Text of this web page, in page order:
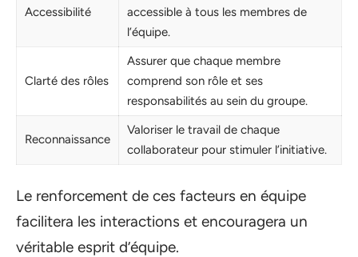
Accessibilité
accessible à tous les membres de
l’équipe.
Clarté des rôles
Assurer que chaque membre
comprend son rôle et ses
responsabilités au sein du groupe.
Reconnaissance
Valoriser le travail de chaque
collaborateur pour stimuler l’initiative.
Le renforcement de ces facteurs en équipe
facilitera les interactions et encouragera un
véritable esprit d’équipe.